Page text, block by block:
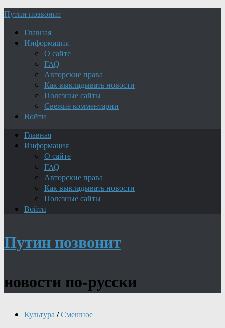
Путин позвонит
Главная
Информация
О сайте
FAQ
Авторские права
Как выкладывать новости
Полезные сайты
Свежие комментарии
Войти
Главная
Информация
О сайте
FAQ
Авторские права
Как выкладывать новости
Полезные сайты
Войти
Путин позвонит
новости по-русски
Культура /Смешное